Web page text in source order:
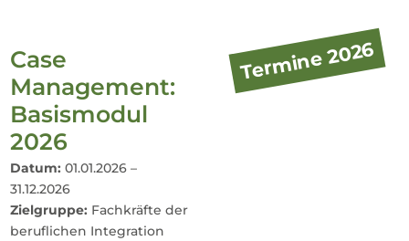
Case
Management:
Basismodul
2026
Datum: 01.01.2026 –
31.12.2026
Zielgruppe: Fachkräfte der
beruflichen Integration
Termine 2026